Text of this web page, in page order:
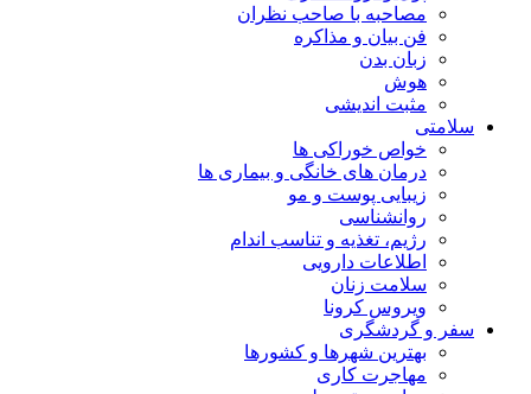
مصاحبه با صاحب نظران
فن بیان و مذاکره
زبان بدن
هوش
مثبت اندیشی
سلامتی
خواص خوراکی ها
درمان های خانگی و بیماری ها
زیبایی پوست و مو
روانشناسی
رژیم، تغذیه و تناسب اندام
اطلاعات دارویی
سلامت زنان
ویروس کرونا
سفر و گردشگری
بهترین شهرها و کشورها
مهاجرت کاری